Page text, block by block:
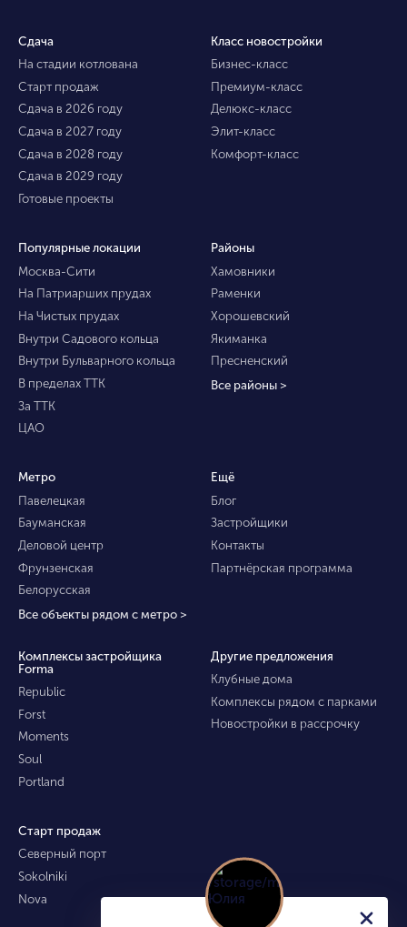
Сдача
На стадии котлована
Старт продаж
Сдача в 2026 году
Сдача в 2027 году
Сдача в 2028 году
Сдача в 2029 году
Готовые проекты
Класс новостройки
Бизнес-класс
Премиум-класс
Делюкс-класс
Элит-класс
Комфорт-класс
Популярные локации
Москва-Сити
На Патриарших прудах
На Чистых прудах
Внутри Садового кольца
Внутри Бульварного кольца
В пределах ТТК
За ТТК
ЦАО
Районы
Хамовники
Раменки
Хорошевский
Якиманка
Пресненский
Все районы >
Метро
Павелецкая
Бауманская
Деловой центр
Фрунзенская
Белорусская
Все объекты рядом с метро >
Ещё
Блог
Застройщики
Контакты
Партнёрская программа
Комплексы застройщика
Forma
Republic
Forst
Moments
Soul
Portland
Другие предложения
Клубные дома
Комплексы рядом с парками
Новостройки в рассрочку
Старт продаж
Северный порт
Sokolniki
Nova